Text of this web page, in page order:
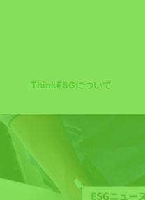
ThinkESGについて